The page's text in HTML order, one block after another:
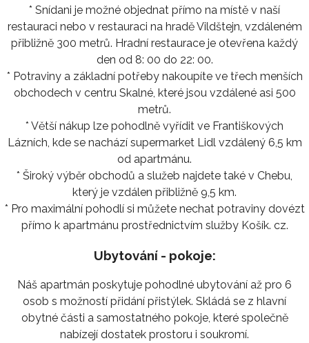
* Snídani je možné objednat přímo na místě v naší
restauraci nebo v restauraci na hradě Vildštejn, vzdáleném
přibližně 300 metrů. Hradní restaurace je otevřena každý
den od 8: 00 do 22: 00.
* Potraviny a základní potřeby nakoupíte ve třech menších
obchodech v centru Skalné, které jsou vzdálené asi 500
metrů.
* Větší nákup lze pohodlně vyřídit ve Františkových
Lázních, kde se nachází supermarket Lidl vzdálený 6,5 km
od apartmánu.
* Široký výběr obchodů a služeb najdete také v Chebu,
který je vzdálen přibližně 9,5 km.
* Pro maximální pohodlí si můžete nechat potraviny dovézt
přímo k apartmánu prostřednictvím služby Košík. cz.
Ubytování - pokoje:
Náš apartmán poskytuje pohodlné ubytování až pro 6
osob s možností přidání přistýlek. Skládá se z hlavní
obytné části a samostatného pokoje, které společně
nabízejí dostatek prostoru i soukromí.